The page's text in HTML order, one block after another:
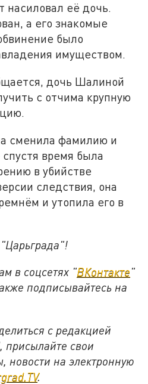
насиловал её дочь.
а его знакомые
было
имуществом.
дочь Шалиной
с отчима крупную
сменила фамилию и
время была
в убийстве
следствия, она
и утопила его в
в соцсетях "ВКонтакте"
подписывайтесь на
с редакцией
присылайте свои
новости на электронную
.